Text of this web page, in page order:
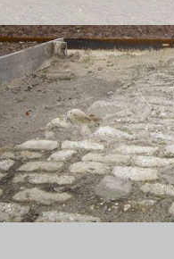
KOOPERATIONSPARTNER
AG FRÜHE LAGER
NETZWERK WEHRKREIS VI
EINSATZSTELLE FSJ
PRAKTIKUM
DIE